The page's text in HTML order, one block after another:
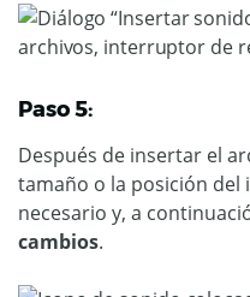
Paso 5:
Después de insertar el
tamaño o la posición del
necesario y, a
cambios.